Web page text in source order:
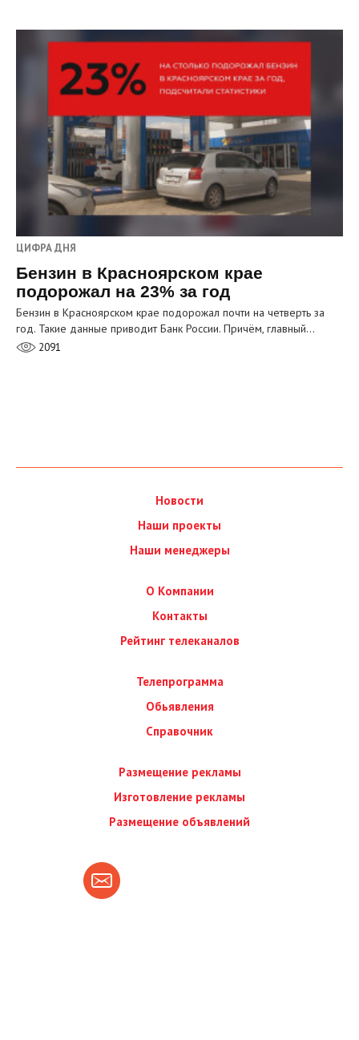
ЦИФРА ДНЯ
Бензин в Красноярском крае
подорожал на 23% за год
Бензин в Красноярском крае подорожал почти на четверть за
год. Такие данные приводит Банк России. Причём, главный…
2091
Новости
Наши проекты
Наши менеджеры
О Компании
Контакты
Рейтинг телеканалов
Телепрограмма
Обьявления
Справочник
Размещение рекламы
Изготовление рекламы
Размещение объявлений